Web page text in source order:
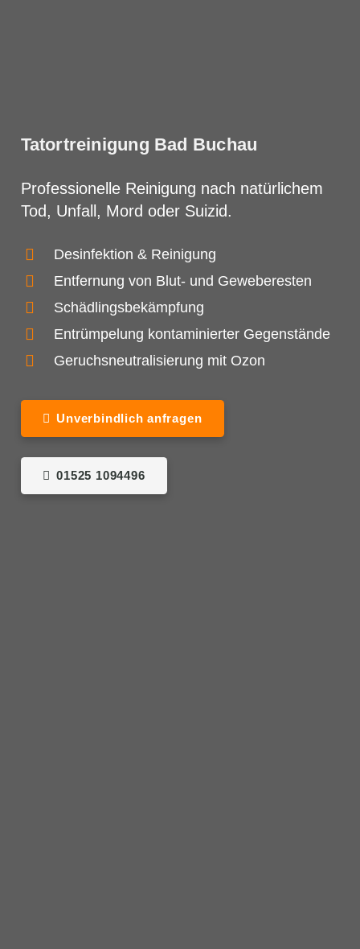
Tatortreinigung Bad Buchau
Professionelle Reinigung nach natürlichem
Tod, Unfall, Mord oder Suizid.
Desinfektion & Reinigung
Entfernung von Blut- und Geweberesten
Schädlingsbekämpfung
Entrümpelung kontaminierter Gegenstände
Geruchsneutralisierung mit Ozon
Unverbindlich anfragen
01525 1094496